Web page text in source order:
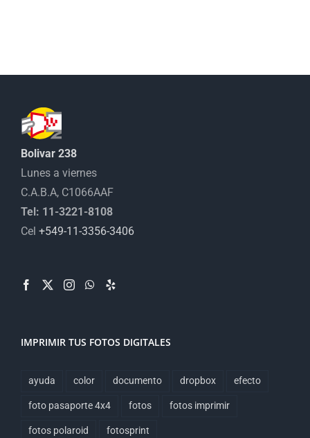
Bolivar 238
Lunes a viernes
C.A.B.A, C1066AAF
Tel: 11-3221-8108
Cel +549-11-3356-3406
IMPRIMIR TUS FOTOS DIGITALES
ayuda color documento dropbox efecto
foto pasaporte 4x4 fotos fotos imprimir
fotos polaroid fotosprint